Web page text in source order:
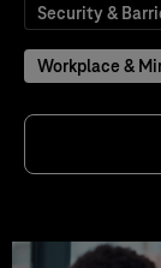
Security &
Workplace &